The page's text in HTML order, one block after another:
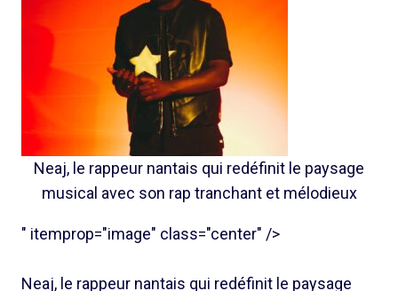
Neaj, le rappeur nantais qui redéfinit le paysage
musical avec son rap tranchant et mélodieux
" itemprop="image" class="center" />
Neaj, le rappeur nantais qui redéfinit le paysage